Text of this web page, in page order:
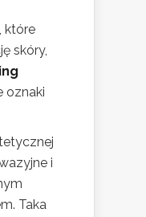
, które
skóry,
oznaki
i
Taka